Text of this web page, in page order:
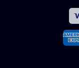
Fransızca